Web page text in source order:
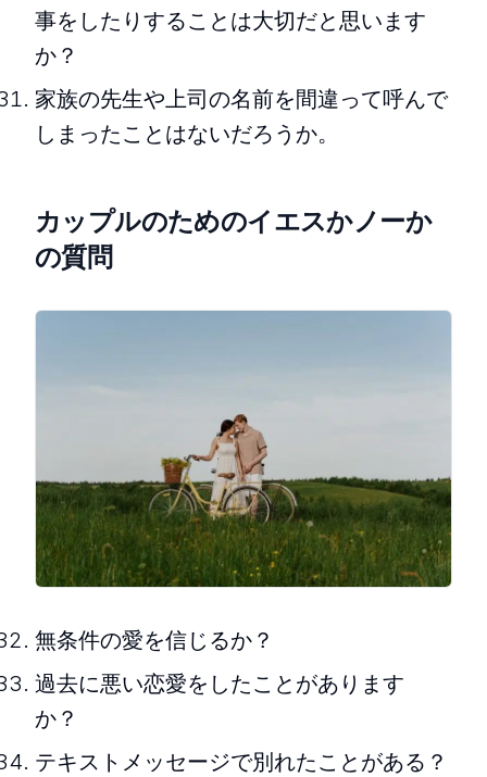
事をしたりすることは大切だと思います
か？
家族の先生や上司の名前を間違って呼んで
しまったことはないだろうか。
カップルのためのイエスかノーか
の質問
無条件の愛を信じるか？
過去に悪い恋愛をしたことがあります
か？
テキストメッセージで別れたことがある？